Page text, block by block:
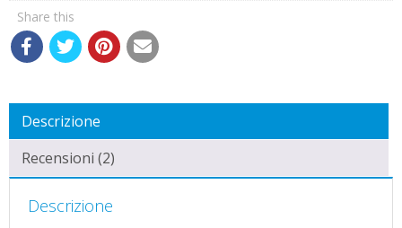
Share this
Descrizione
Recensioni (2)
Descrizione